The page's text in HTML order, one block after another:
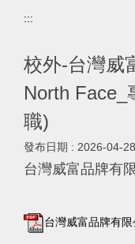
:::
校外-台灣威
North Face_
職)
發布日期 : 2026-04-28
台灣威富品牌有
台灣威富品牌有